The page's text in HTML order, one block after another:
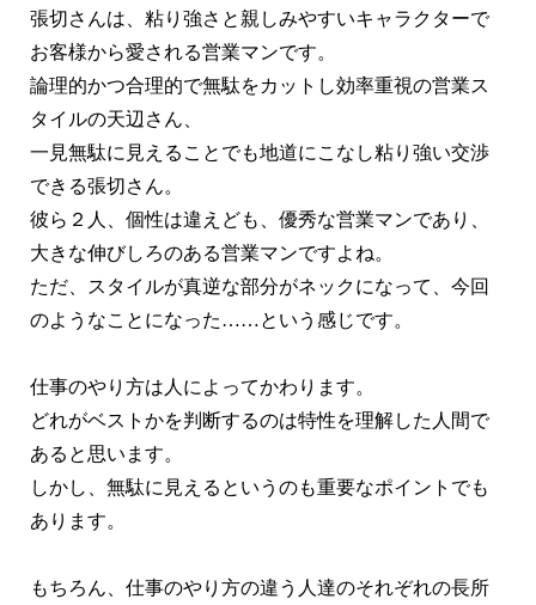
張切さんは、粘り強さと親しみやすいキャラクターで
お客様から愛される営業マンです。
論理的かつ合理的で無駄をカットし効率重視の営業ス
タイルの天辺さん、
一見無駄に見えることでも地道にこなし粘り強い交渉
できる張切さん。
彼ら２人、個性は違えども、優秀な営業マンであり、
大きな伸びしろのある営業マンですよね。
ただ、スタイルが真逆な部分がネックになって、今回
のようなことになった……という感じです。
仕事のやり方は人によってかわります。
どれがベストかを判断するのは特性を理解した人間で
あると思います。
しかし、無駄に見えるというのも重要なポイントでも
あります。
もちろん、仕事のやり方の違う人達のそれぞれの長所